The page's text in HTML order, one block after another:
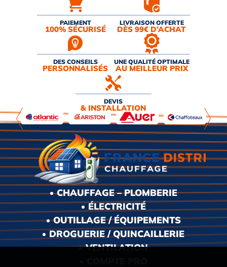
PAIEMENT
100% SÉCURISÉ
LIVRAISON OFFERTE
DÈS 99€ D’ACHAT
DES CONSEILS
PERSONNALISÉS
UNE QUALITÉ OPTIMALE
AU MEILLEUR PRIX
DEVIS
& INSTALLATION
CHAUFFAGE – PLOMBERIE
ÉLECTRICITÉ
OUTILLAGE / ÉQUIPEMENTS
DROGUERIE / QUINCAILLERIE
VENTILATION